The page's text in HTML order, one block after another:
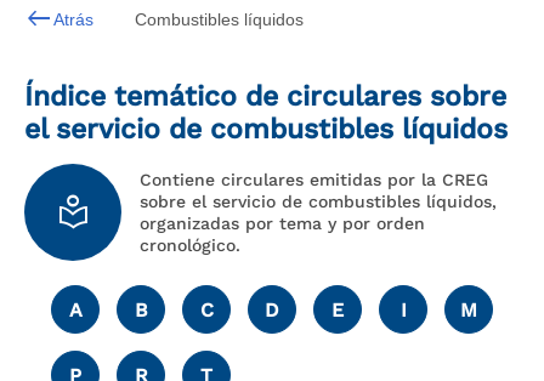
keyboard_backspaceAtrás Combustibles líquidos
local_library
Índice temático de circulares sobre
el servicio de combustibles líquidos
Contiene circulares emitidas por la CREG
sobre el servicio de combustibles líquidos,
organizadas por tema y por orden
cronológico.
A B C D E I M
P R T